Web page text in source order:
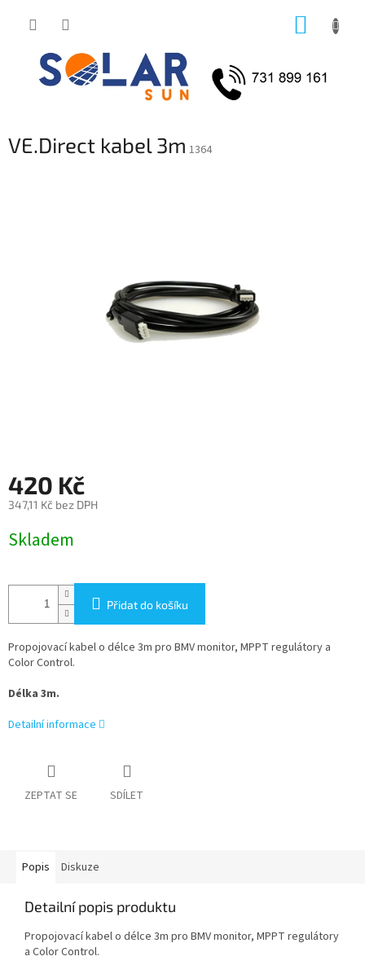
VE.Direct kabel 3m 1364
420 Kč
347,11 Kč bez DPH
cena:
Skladem
Přidat do košíku
Propojovací kabel o délce 3m pro BMV monitor, MPPT regulátory a
Color Control.
Délka 3m.
Detailní informace
ZEPTAT SE SDÍLET
Popis Diskuze
Detailní popis produktu
Propojovací kabel o délce 3m pro BMV monitor, MPPT regulátory
a Color Control.